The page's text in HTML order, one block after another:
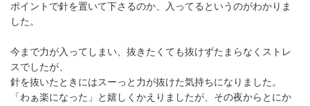
ポイントで針を置いて下さるのか、入ってるというのがわかりま
した。
今まで力が入ってしまい、抜きたくても抜けずたまらなくストレ
スでしたが、
針を抜いたときにはスーっと力が抜けた気持ちになりました。
「わぁ楽になった」と嬉しくかえりましたが、その夜からとにか